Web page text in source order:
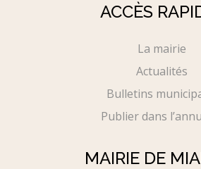
ACCÈS
La mairie
Actualités
Bulletins
Publier dans
MAIRIE DE